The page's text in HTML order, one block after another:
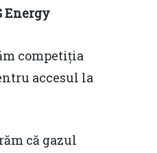
Energy
competiția
accesul la
că gazul